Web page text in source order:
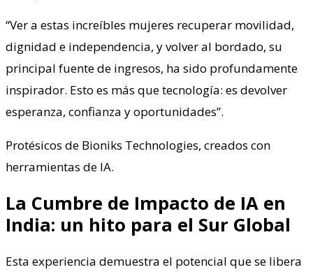
“Ver a estas increíbles mujeres recuperar movilidad,
dignidad e independencia, y volver al bordado, su
principal fuente de ingresos, ha sido profundamente
inspirador. Esto es más que tecnología: es devolver
esperanza, confianza y oportunidades”.
Protésicos de Bioniks Technologies, creados con
herramientas de IA.
La Cumbre de Impacto de IA en
India: un hito para el Sur Global
Esta experiencia demuestra el potencial que se libera